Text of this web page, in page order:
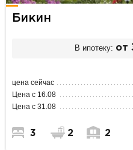
Бикин
В ипотеку: от
цена сейчас
Цена с 16.08
Цена с 31.08
3 2 2